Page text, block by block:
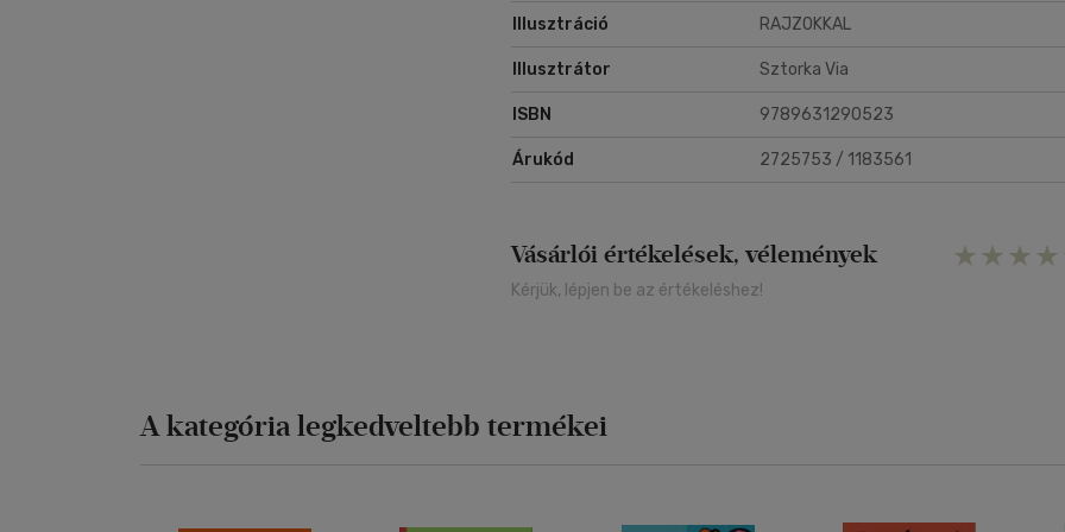
Illusztráció RAJZOKKAL
Illusztrátor Sztorka Via
ISBN 9789631290523
Árukód 2725753 / 1183561
Vásárlói értékelések, vélemények
Kérjük, lépjen be az értékeléshez!
A kategória legkedveltebb termékei